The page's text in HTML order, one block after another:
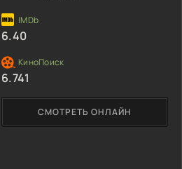
СМОТРЕТЬ ОНЛАЙН
6.40
6.741